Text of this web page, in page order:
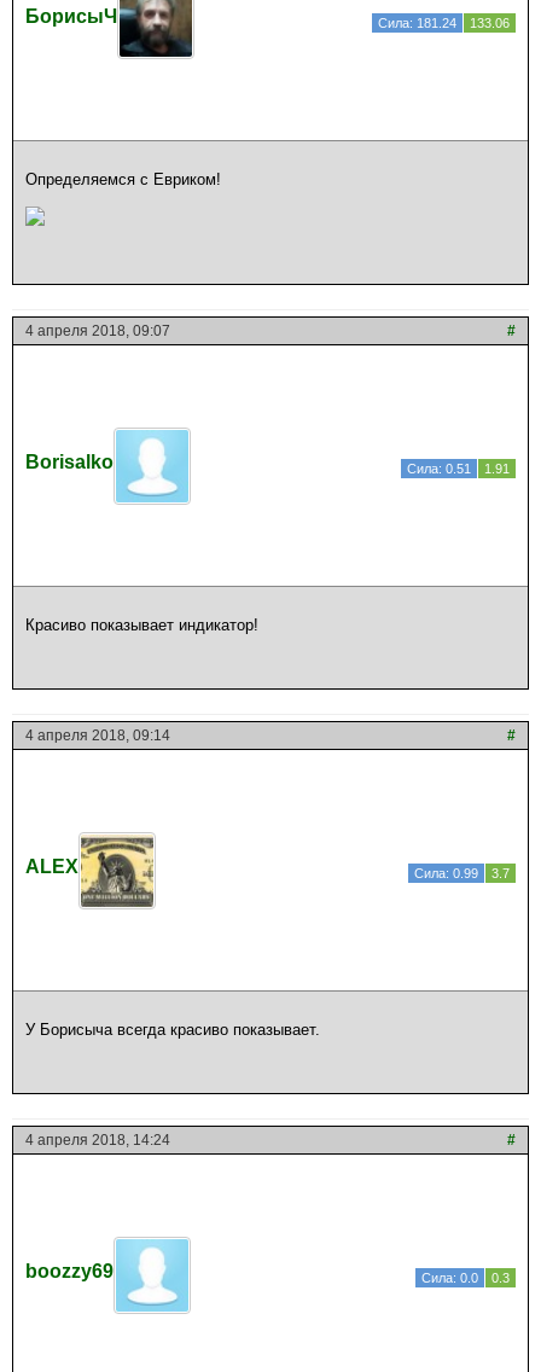
БорисыЧ Сила: 181.24 133.06
Определяемся с Евриком!
4 апреля 2018, 09:07 #
Borisalko Сила: 0.51 1.91
Красиво показывает индикатор!
4 апреля 2018, 09:14 #
ALEX Сила: 0.99 3.7
У Борисыча всегда красиво показывает.
4 апреля 2018, 14:24 #
boozzy69 Сила: 0.0 0.3